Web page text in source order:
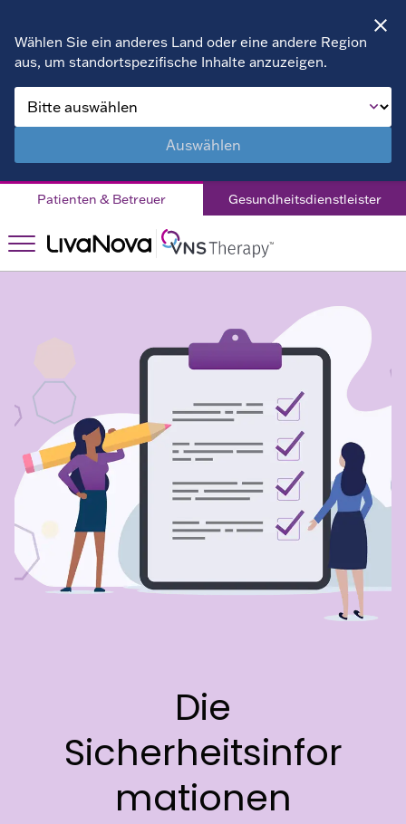
Wählen Sie ein anderes Land oder eine andere Region
aus, um standortspezifische Inhalte anzuzeigen.
Auswählen
Patienten & Betreuer Gesundheitsdienstleister
Über VNS Therapy
Leben mit DRE
Patientengeschichten
für Sie?
Das Richtige für
Krankenhaus
VNS Therapy™
Die Operation bei
Downloads
Unterstützung
Häufig gestellte
Fragen
VNS Therapy
Magnet
MRT Sicherheit
DE
Die
Sicherheitsinfor
mationen